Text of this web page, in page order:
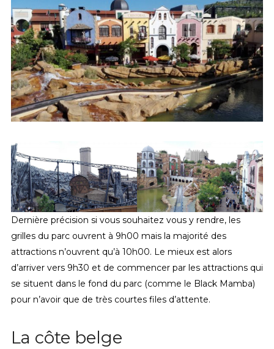
Dernière précision si vous souhaitez vous y rendre, les
grilles du parc ouvrent à 9h00 mais la majorité des
attractions n’ouvrent qu’à 10h00. Le mieux est alors
d’arriver vers 9h30 et de commencer par les attractions qui
se situent dans le fond du parc (comme le Black Mamba)
pour n’avoir que de très courtes files d’attente.
La côte belge